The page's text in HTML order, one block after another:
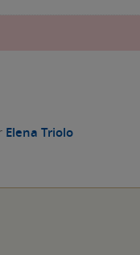
Elena Triolo